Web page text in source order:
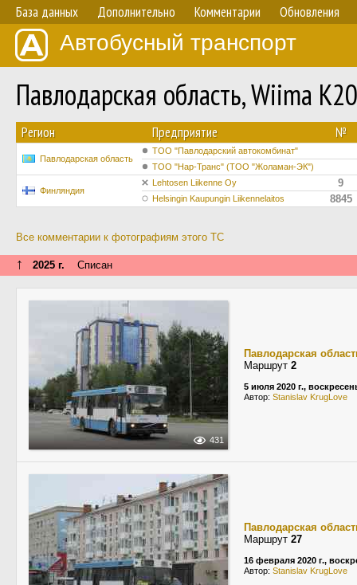
База данных Дополнительно Комментарии Обновления
Автобусный транспорт
Павлодарская область, Wiima
Регион Предприятие №
Павлодарская область
ТОО "Павлодарский автокомбинат"
ТОО "Нар-Транс" (ТОО "Жоламан-ЭК")
Финляндия
Lehtosen Liikenne Oy 9
Helsingin Kaupungin Liikennelaitos 8845
Все комментарии к фотографиям этого ТС
↑ 2025 г. Списан
431
Павлодарская
Маршрут 2
5 июля 2020 г.,
Автор: Stanislav KrugLove
Павлодарская
Маршрут 27
16 февраля 2020 г.,
Автор: Stanislav KrugLove